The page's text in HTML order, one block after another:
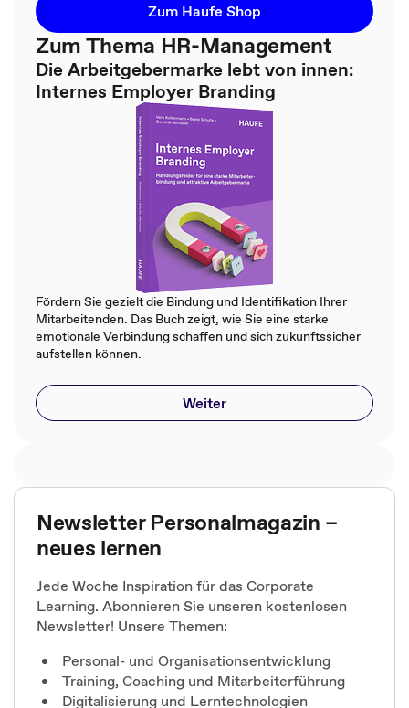
Zum Haufe Shop
Zum Thema HR-Management
Die Arbeitgebermarke lebt von innen:
Internes Employer Branding
Fördern Sie gezielt die Bindung und Identifikation Ihrer
Mitarbeitenden. Das Buch zeigt, wie Sie eine starke
emotionale Verbindung schaffen und sich zukunftssicher
aufstellen können.
Weiter
Newsletter Personalmagazin –
neues lernen
Jede Woche Inspiration für das Corporate
Learning. Abonnieren Sie unseren kostenlosen
Newsletter! Unsere Themen:
Personal- und Organisationsentwicklung
Training, Coaching und Mitarbeiterführung
Digitalisierung und Lerntechnologien